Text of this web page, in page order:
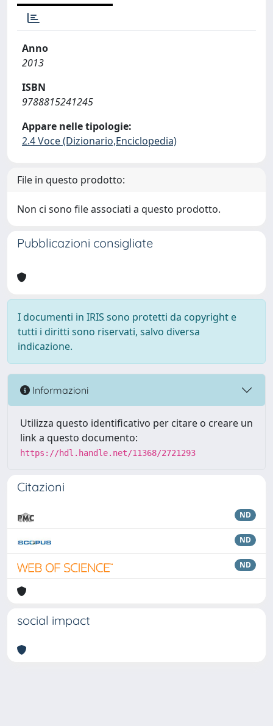
Anno
2013
ISBN
9788815241245
Appare nelle tipologie:
2.4 Voce (Dizionario,Enciclopedia)
File in questo prodotto:
Non ci sono file associati a questo prodotto.
Pubblicazioni consigliate
I documenti in IRIS sono protetti da copyright e
tutti i diritti sono riservati, salvo diversa
indicazione.
Informazioni
Utilizza questo identificativo per citare o creare un
link a questo documento:
https://hdl.handle.net/11368/2721293
Citazioni
ND
ND
ND
social impact